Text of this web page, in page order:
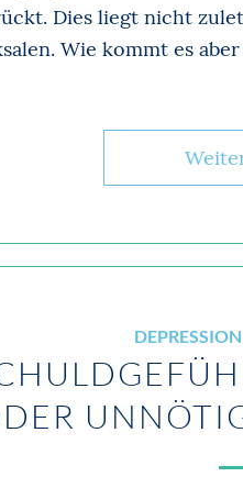
Dies liegt nicht
Wie kommt es